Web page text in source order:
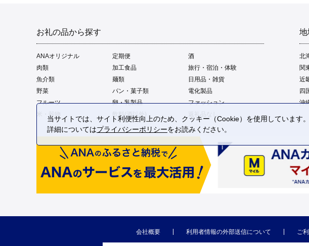
お礼の品から探す
ANAオリジナル 定期便
酒
肉類
加工食品
旅行・宿泊・体験
魚介類
麺類
日用品・雑貨
野菜
パン・菓子類
電化製品
フルーツ
卵・乳製品
ファッション
米・穀物
飲料(酒以外) 返礼品なし
地
北
関
近
四
沖
会社概要 利用者情報の外部送信について ご
当サイトでは、サイト利便性向上のため、クッキー（Cookie）を使用していま
詳細についてはプライバシーポリシーをお読みください。